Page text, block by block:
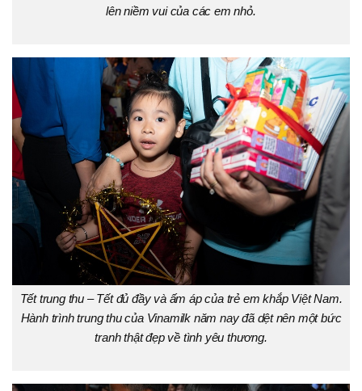
lên niềm vui của các em nhỏ.
Tết trung thu – Tết đủ đầy và ấm áp của trẻ em khắp Việt Nam.
Hành trình trung thu của Vinamilk năm nay đã dệt nên một bức
tranh thật đẹp về tình yêu thương.